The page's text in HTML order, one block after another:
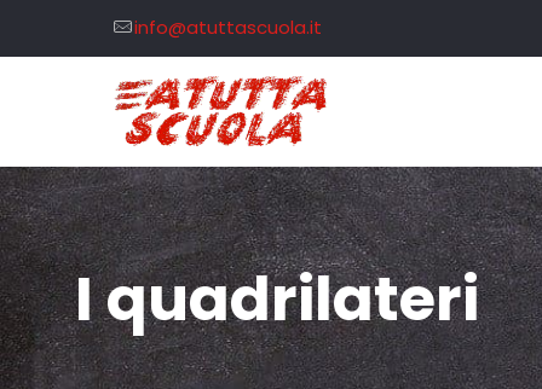
info@atuttascuola.it
I quadrilateri